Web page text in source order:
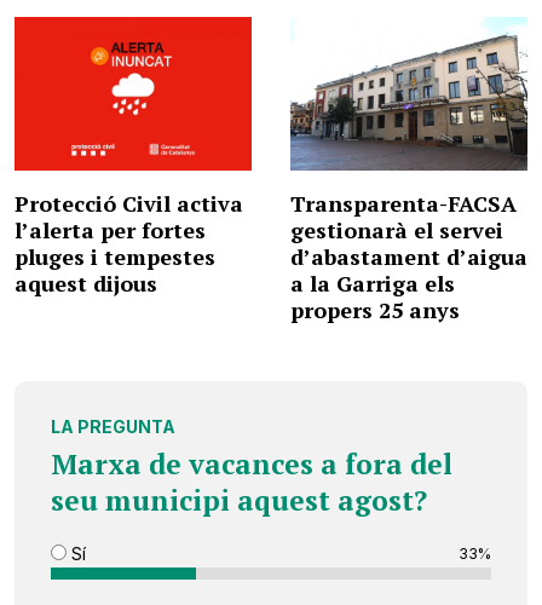
Protecció Civil activa
l’alerta per fortes
pluges i tempestes
aquest dijous
Transparenta-FACSA
gestionarà el servei
d’abastament d’aigua
a la Garriga els
propers 25 anys
LA PREGUNTA
Marxa de vacances a fora del
seu municipi aquest agost?
Sí 33%